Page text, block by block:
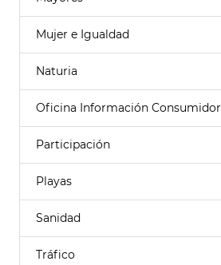
Mujer e Igualdad
Naturia
Oficina Información Consumidor
Participación
Playas
Sanidad
Tráfico